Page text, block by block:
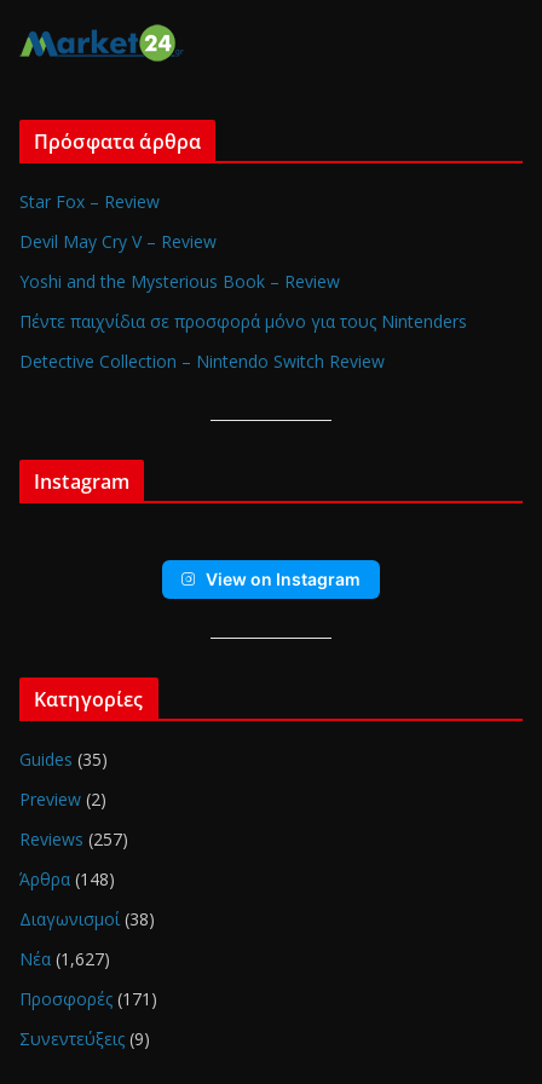
Πρόσφατα άρθρα
Star Fox – Review
Devil May Cry V – Review
Yoshi and the Mysterious Book – Review
Πέντε παιχνίδια σε προσφορά μόνο για τους Nintenders
Detective Collection – Nintendo Switch Review
Instagram
View on Instagram
Κατηγορίες
Guides (35)
Preview (2)
Reviews (257)
Άρθρα (148)
Διαγωνισμοί(38)
Νέα (1,627)
Προσφορές (171)
Συνεντεύξεις (9)